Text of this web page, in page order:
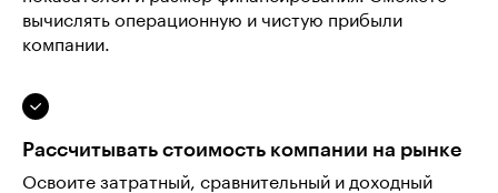
вычислять операционную и чистую прибыли
компании.
Рассчитывать стоимость компании на рынке
Освоите затратный, сравнительный и доходный